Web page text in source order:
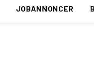
JOBANNONCER